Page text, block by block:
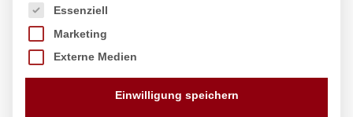
Es folgt eine Liste der Service-Gruppen, für die eine
Essenziell
Marketing
Externe Medien
Einwilligung speichern